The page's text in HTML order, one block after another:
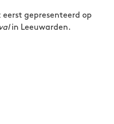
eerst gepresenteerd op
in Leeuwarden.